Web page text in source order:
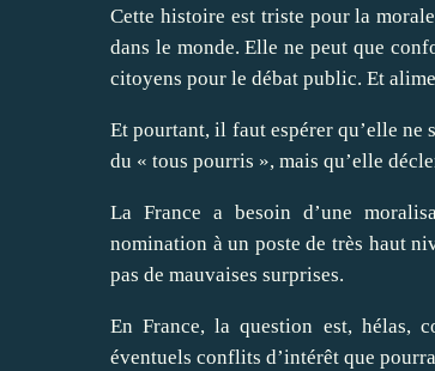
Cette histoire est triste pour la
dans le monde. Elle ne peut que
citoyens pour le débat public. Et
Et pourtant, il faut espérer qu’elle ne
du « tous pourris », mais qu’elle
La France a besoin d’une
nomination à un poste de très haut
pas de mauvaises surprises.
En France, la question est, hélas,
éventuels conflits d’intérêt que